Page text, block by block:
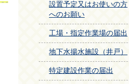
設置予定又はお使いの方
へのお願い
工場・指定作業場の届出
地下水揚水施設（井戸）
特定建設作業の届出